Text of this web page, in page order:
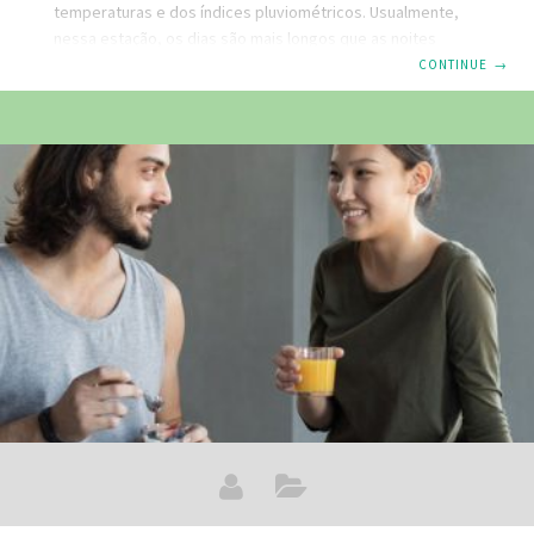
temperaturas e dos índices pluviométricos. Usualmente,
nessa estação, os dias são mais longos que as noites
devido à maior incidência solar em um dos hemisférios.
Nessa época, podem ser observadas mudanças repentinas
Apesar de serem curtas e rápidas, costumam ser intensas
e acontecem, às vezes, no fim da tarde, quando os índices
de evaporação das águas dos rios, lagos e mares estão
mais altos. É justamente nessa estação que
CONTINUE →